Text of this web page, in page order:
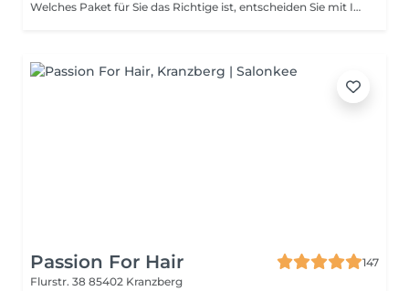
Welches Paket für Sie das Richtige ist, entscheiden Sie mit Ihrer Friseurin beim Beratungsgespräch!
Passion For Hair
147
Flurstr. 38 85402 Kranzberg